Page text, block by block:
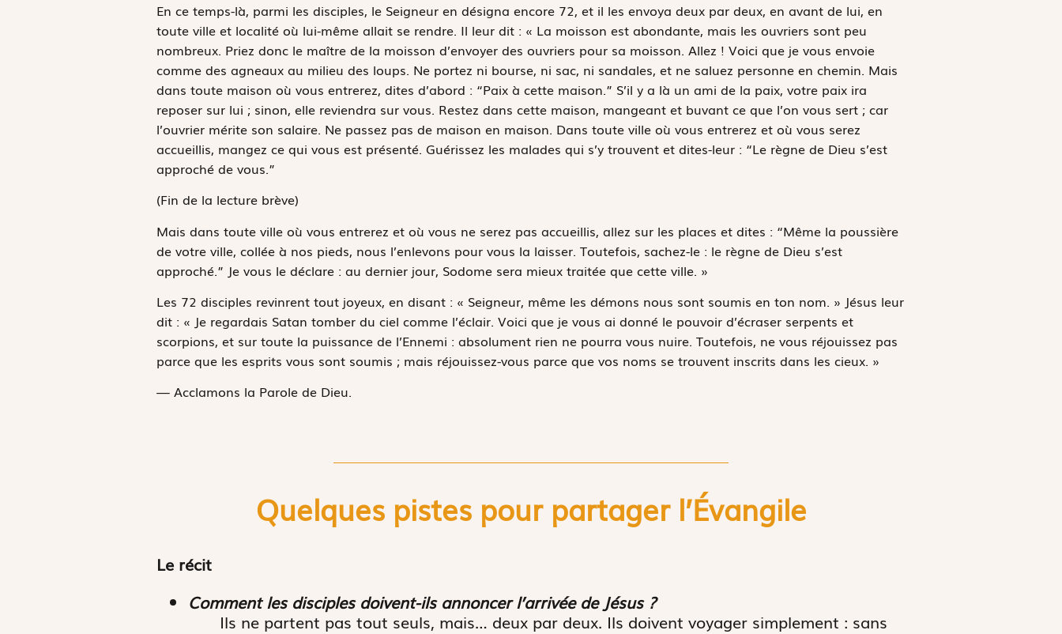
En ce temps-là, parmi les disciples, le Seigneur en désigna encore 72, et il les envoya deux par deux, en avant de lui, en
toute ville et localité où lui-même allait se rendre. Il leur dit : « La moisson est abondante, mais les ouvriers sont peu
nombreux. Priez donc le maître de la moisson d’envoyer des ouvriers pour sa moisson. Allez ! Voici que je vous envoie
comme des agneaux au milieu des loups. Ne portez ni bourse, ni sac, ni sandales, et ne saluez personne en chemin. Mais
dans toute maison où vous entrerez, dites d’abord : “Paix à cette maison.” S’il y a là un ami de la paix, votre paix ira
reposer sur lui ; sinon, elle reviendra sur vous. Restez dans cette maison, mangeant et buvant ce que l’on vous sert ; car
l’ouvrier mérite son salaire. Ne passez pas de maison en maison. Dans toute ville où vous entrerez et où vous serez
accueillis, mangez ce qui vous est présenté. Guérissez les malades qui s’y trouvent et dites-leur : “Le règne de Dieu s’est
approché de vous.”
(Fin de la lecture brève)
Mais dans toute ville où vous entrerez et où vous ne serez pas accueillis, allez sur les places et dites : “Même la poussière
de votre ville, collée à nos pieds, nous l’enlevons pour vous la laisser. Toutefois, sachez-le : le règne de Dieu s’est
approché.” Je vous le déclare : au dernier jour, Sodome sera mieux traitée que cette ville. »
Les 72 disciples revinrent tout joyeux, en disant : « Seigneur, même les démons nous sont soumis en ton nom. » Jésus leur
dit : « Je regardais Satan tomber du ciel comme l’éclair. Voici que je vous ai donné le pouvoir d’écraser serpents et
scorpions, et sur toute la puissance de l’Ennemi : absolument rien ne pourra vous nuire. Toutefois, ne vous réjouissez pas
parce que les esprits vous sont soumis ; mais réjouissez-vous parce que vos noms se trouvent inscrits dans les cieux. »
— Acclamons la Parole de Dieu.
Quelques pistes pour partager l’Évangile
Le récit
Comment les disciples doivent-ils annoncer l’arrivée de Jésus ?
Ils ne partent pas tout seuls, mais… deux par deux. Ils doivent voyager simplement : sans